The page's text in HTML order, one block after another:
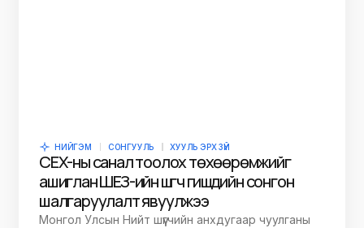
НИЙГЭМ СОНГУУЛЬ ХУУЛЬ ЭРХ ЗҮЙ
СЕХ-ны санал тоолох төхөөрөмжийг
ашиглан ШЕЗ-ийн шүүгч гишүүдийн сонгон
шалгаруулалт явуулжээ
Монгол Улсын Нийт шүүгчийн анхдугаар чуулганы